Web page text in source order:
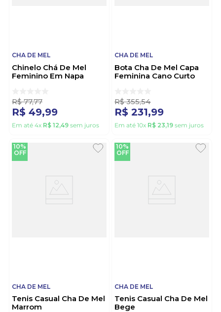
CHA DE MEL
Chinelo Chá De Mel
Feminino Em Napa
R$ 77,77
R$ 49,99
Em até 4x R$ 12,49 sem juros
CHA DE MEL
Bota Cha De Mel Capa
Feminina Cano Curto
R$ 355,54
R$ 231,99
Em até 10x R$ 23,19 sem juros
10%
OFF
CHA DE MEL
Tenis Casual Cha De Mel
Marrom
10%
OFF
CHA DE MEL
Tenis Casual Cha De Mel
Bege